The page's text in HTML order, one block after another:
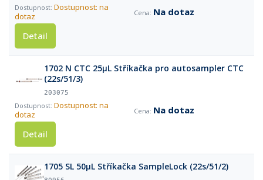
Dostupnost: na
dotaz
Na dotaz
Detail
1702 N CTC 25µL Stříkačka pro autosampler CTC
(22s/51/3)
203075
Dostupnost: na
dotaz
Na dotaz
Detail
1705 SL 50µL Stříkačka SampleLock (22s/51/2)